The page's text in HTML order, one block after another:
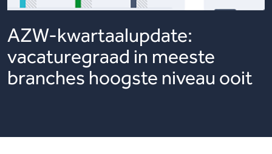
AZW-kwartaalupdate:
vacaturegraad in meeste
branches hoogste niveau ooit